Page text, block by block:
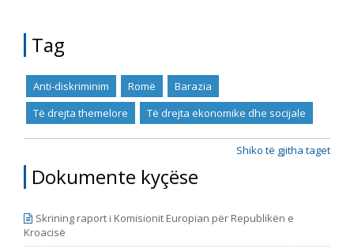
Tag
Anti-diskriminim Romë
Barazia
Të drejta themelore
Të drejta ekonomike dhe socijale
Shiko të gjitha taget
Dokumente kyçëse
Skrining raport i Komisionit Europian për Republikën e
Kroacisë